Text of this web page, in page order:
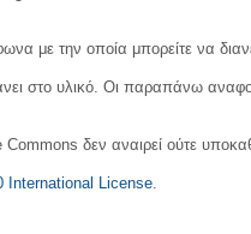
την οποία μπορείτε να
στο υλικό. Οι παραπάνω
δεν αναιρεί ούτε
International License.